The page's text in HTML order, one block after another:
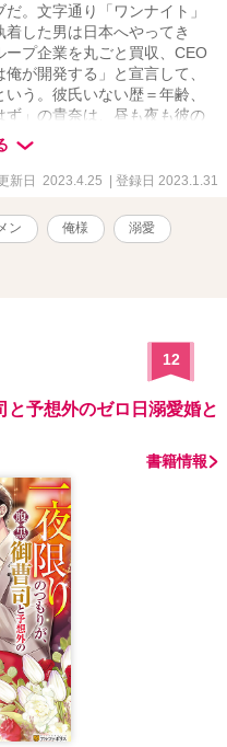
。文字通り「ワンナイト」
した男は日本へやってき
プ企業を丸ごと買収、CEO
が開発する」と宣言して、
う。彼氏いない歴＝年齢、
」の貴奈は、昼も夜も彼の
うに……
新日 2023.4.25 | 登録日 2023.1.31
ン 俺様 溺愛
12
予想外のゼロ日溺愛婚と
書籍情報